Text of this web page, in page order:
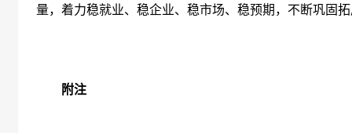
量，着力稳就业、稳企业、稳市场、稳预期，不断巩固
附注